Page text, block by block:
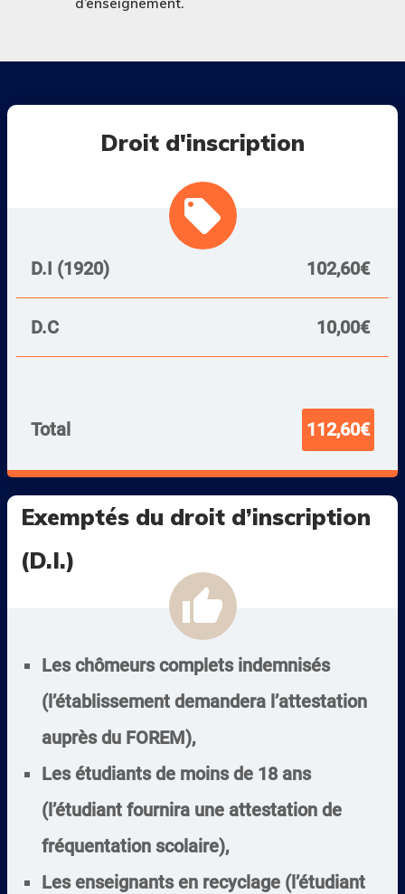
local_offer
Droit d'inscription
D.I (1920) 102,60€
D.C 10,00€
Total 112,60€
thumb_up
Exemptés du droit d’inscription
(D.I.)
Les chômeurs complets indemnisés
(l’établissement demandera l’attestation
auprès du FOREM),
Les étudiants de moins de 18 ans
(l’étudiant fournira une attestation de
fréquentation scolaire),
Les enseignants en recyclage (l’étudiant